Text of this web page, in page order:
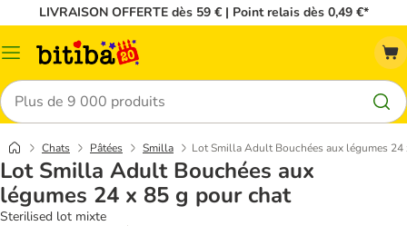
LIVRAISON OFFERTE dès 59 € | Point relais dès 0,49 €*
Menu
Rechercher
Chats Pâtées Smilla Lot Smilla Adult Bouchées aux légumes 24
Lot Smilla Adult Bouchées aux
légumes 24 x 85 g pour chat
Sterilised lot mixte